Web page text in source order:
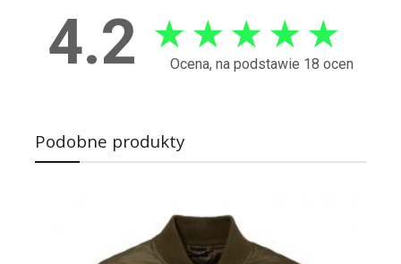
4.2 ★ ★ ★ ★ ★
Ocena, na podstawie 18 ocen
Podobne produkty